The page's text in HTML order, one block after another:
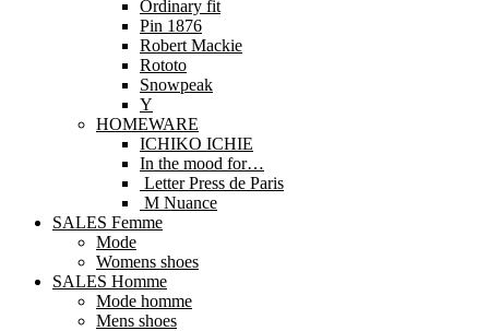
Ordinary fit
Pin 1876
Robert Mackie
Rototo
Snowpeak
Y
HOMEWARE
ICHIKO ICHIE
In the mood for…
Letter Press de Paris
M Nuance
SALES Femme
Mode
Womens shoes
SALES Homme
Mode homme
Mens shoes